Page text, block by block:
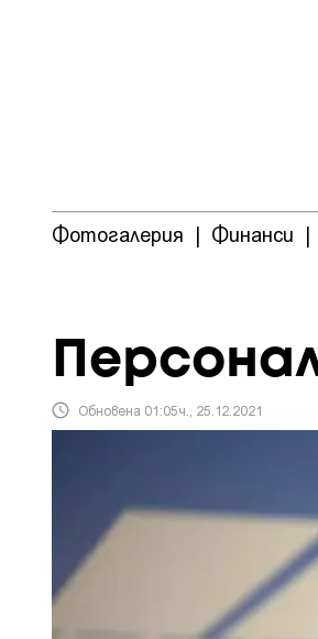
Фотогалерия | Финанси |
Обновена 01:05ч., 25.12.2021